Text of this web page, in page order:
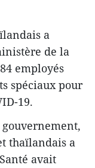
a
de la
employés
spéciaux pour
19.
thaïlandais a
avait